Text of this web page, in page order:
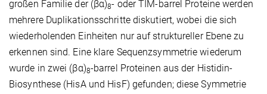
großen Familie der (βα)8- oder TIM-barrel Proteine werden
mehrere Duplikationsschritte diskutiert, wobei die sich
wiederholenden Einheiten nur auf struktureller Ebene zu
erkennen sind. Eine klare Sequenzsymmetrie wiederum
wurde in zwei (βα)8-barrel Proteinen aus der Histidin-
Biosynthese (HisA und HisF) gefunden; diese Symmetrie